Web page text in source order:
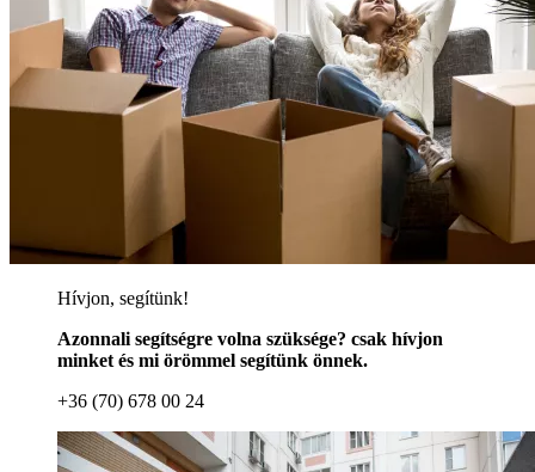
Hívjon, segítünk!
Azonnali segítségre volna szüksége? csak hívjon
minket és mi örömmel segítünk önnek.
+36 (70) 678 00 24